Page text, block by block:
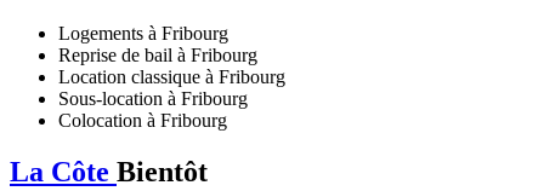
Logements à Fribourg
Reprise de bail à Fribourg
Location classique à Fribourg
Sous-location à Fribourg
Colocation à Fribourg
La Côte Bientôt